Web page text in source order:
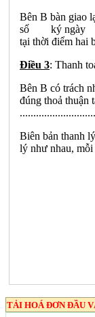
Bên B bàn giao
số ký ngày .
tại thời điểm hai
Điều 3: Thanh
Bên B có trách
đúng thoả thuận
Biên bản thanh
lý như nhau,
TẢI HOÁ ĐƠN ĐẦU